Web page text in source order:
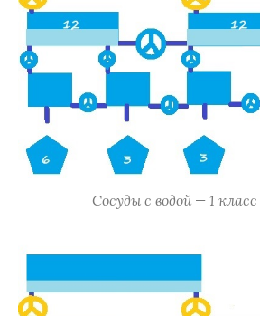
Сосуды с водой — 1